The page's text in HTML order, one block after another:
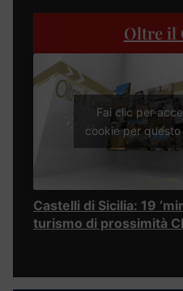
Oltre il
Fai clic per
cookie per
Castelli di Sicilia: 19
turismo di prossimità